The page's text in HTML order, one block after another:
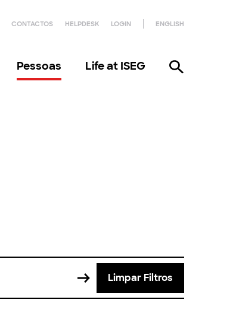
CONTACTOS HELPDESK LOGIN ENGLISH
Pessoas Life at ISEG
Limpar Filtros